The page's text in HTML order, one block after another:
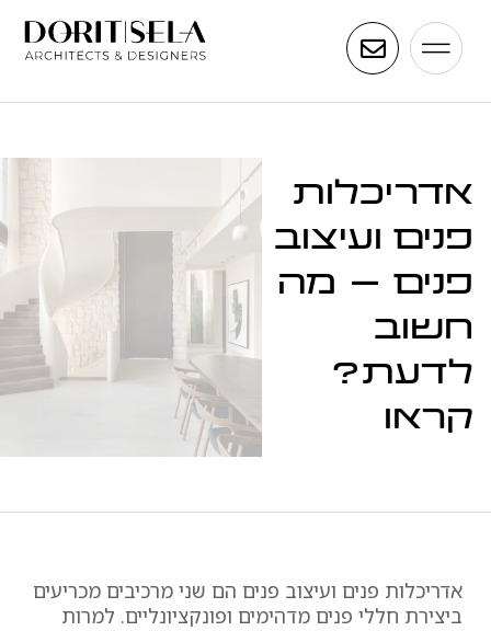
אדריכלות
פנים ועיצוב
פנים – מה
חשוב
לדעת?
קראו
אדריכלות פנים ועיצוב פנים הם שני מרכיבים מכריעים
ביצירת חללי פנים מדהימים ופונקציונליים. למרות